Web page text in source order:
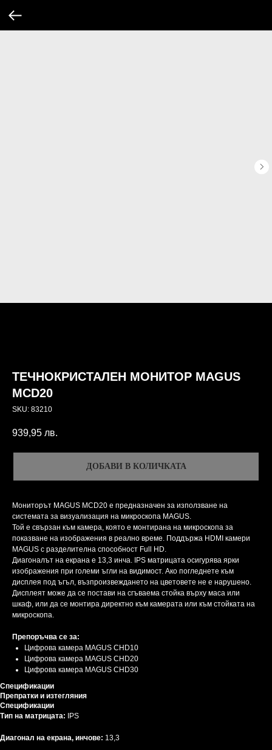
ТЕЧНОКРИСТАЛЕН МОНИТОР MAGUS
MCD20
SKU: 83210
939,95 лв.
ДОБАВИ В КОЛИЧКАТА
Мониторът MAGUS MCD20 е предназначен за използване на
системата за визуализация на микроскопа MAGUS.
Той е свързан към камера, която е монтирана на микроскопа за
показване на изображения в реално време. Поддържа HDMI камери
MAGUS с разделителна способност Full HD.
Диагоналът на екрана е 13,3 инча. IPS матрицата осигурява ярки
изображения при големи ъгли на видимост. Ако погледнете към
дисплея под ъгъл, възпроизвеждането на цветовете не е нарушено.
Дисплеят може да се постави на сгъваема стойка върху маса или
шкаф, или да се монтира директно към камерата или към стойката на
микроскопа.
Препоръчва се за:
Цифрова камера MAGUS CHD10
Цифрова камера MAGUS CHD20
Цифрова камера MAGUS CHD30
Спецификации
Препратки и изтегляния
Спецификации
Тип на матрицата:
IPS
Диагонал на екрана, инчове: 13,3